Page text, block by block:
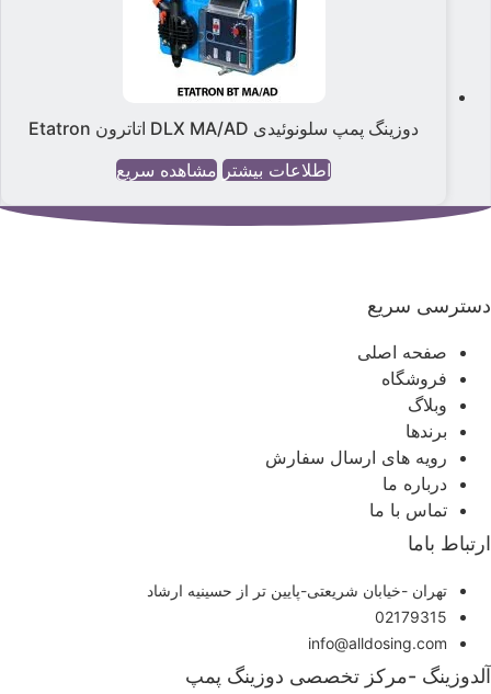
دوزینگ پمپ سلونوئیدی DLX MA/AD اتاترون Etatron
اطلاعات بیشتر مشاهده سریع
دسترسی سریع
صفحه اصلی
فروشگاه
وبلاگ
برندها
رویه های ارسال سفارش
درباره ما
تماس با ما
ارتباط باما
تهران -خیابان شریعتی-پایین تر از حسینیه ارشاد
02179315
info@alldosing.com
آلدوزینگ -مرکز تخصصی دوزینگ پمپ